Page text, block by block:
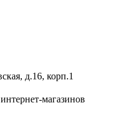
д.16, корп.1
магазинов